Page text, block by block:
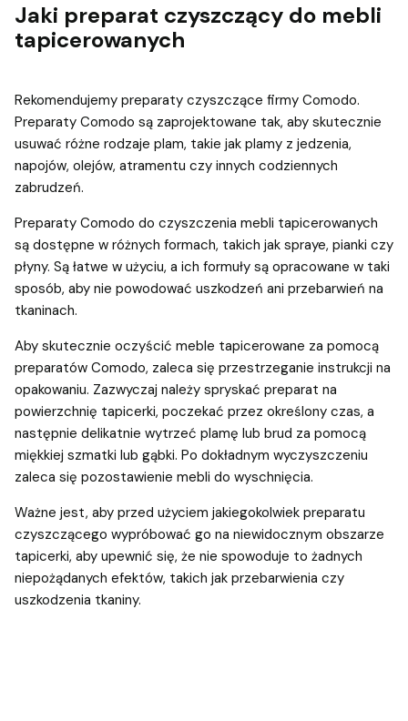
Jaki preparat czyszczący do mebli
tapicerowanych
Rekomendujemy preparaty czyszczące firmy Comodo.
Preparaty Comodo są zaprojektowane tak, aby skutecznie
usuwać różne rodzaje plam, takie jak plamy z jedzenia,
napojów, olejów, atramentu czy innych codziennych
zabrudzeń.
Preparaty Comodo do czyszczenia mebli tapicerowanych
są dostępne w różnych formach, takich jak spraye, pianki czy
płyny. Są łatwe w użyciu, a ich formuły są opracowane w taki
sposób, aby nie powodować uszkodzeń ani przebarwień na
tkaninach.
Aby skutecznie oczyścić meble tapicerowane za pomocą
preparatów Comodo, zaleca się przestrzeganie instrukcji na
opakowaniu. Zazwyczaj należy spryskać preparat na
powierzchnię tapicerki, poczekać przez określony czas, a
następnie delikatnie wytrzeć plamę lub brud za pomocą
miękkiej szmatki lub gąbki. Po dokładnym wyczyszczeniu
zaleca się pozostawienie mebli do wyschnięcia.
Ważne jest, aby przed użyciem jakiegokolwiek preparatu
czyszczącego wypróbować go na niewidocznym obszarze
tapicerki, aby upewnić się, że nie spowoduje to żadnych
niepożądanych efektów, takich jak przebarwienia czy
uszkodzenia tkaniny.